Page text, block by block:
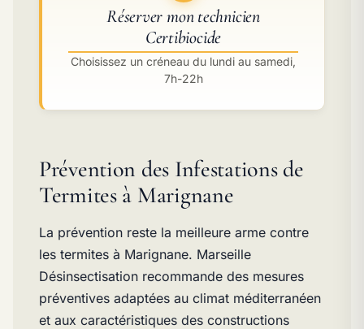
Réserver mon technicien
Certibiocide
Choisissez un créneau du lundi au samedi,
7h-22h
Prévention des Infestations de
Termites à Marignane
La prévention reste la meilleure arme contre
les termites à Marignane. Marseille
Désinsectisation recommande des mesures
préventives adaptées au climat méditerranéen
et aux caractéristiques des constructions